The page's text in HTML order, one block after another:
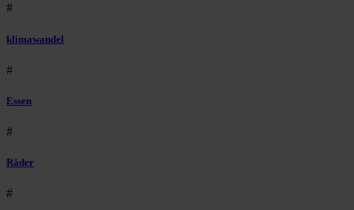
#
klimawandel
#
Essen
#
Räder
#